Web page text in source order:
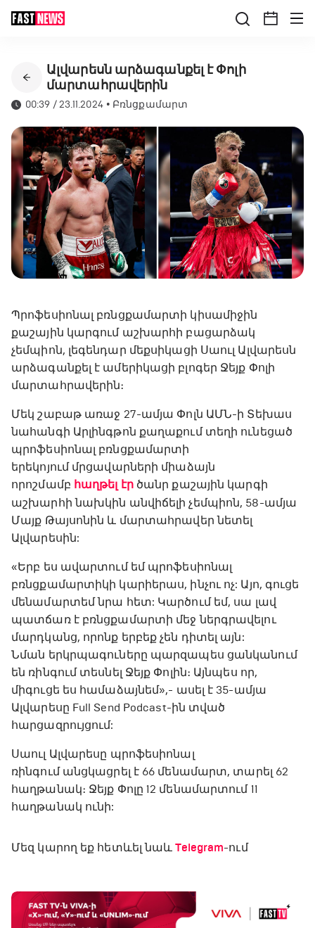
Ալվարեսն արձագանքել է Փոլի
մարտահրավերին
00:39 / 23.11.2024 • Բռնցքամարտ
Պրոֆեսիոնալ բռնցքամարտի կիսամիջին
քաշային կարգում աշխարհի բացարձակ
չեմպիոն, լեգենդար մեքսիկացի Սաուլ Ալվարեսն
արձագանքել է ամերիկացի բլոգեր Ջեյք Փոլի
մարտահրավերին։
Մեկ շաբաթ առաջ 27-ամյա Փոլն ԱՄՆ-ի Տեխաս
նահանգի Արլինգթոն քաղաքում տեղի ունեցած
պրոֆեսիոնալ բռնցքամարտի
երեկոյում մրցավարների միաձայն
որոշմամբ հաղթել էրծանր քաշային կարգի
աշխարհի նախկին անվիճելի չեմպիոն, 58-ամյա
Մայք Թայսոնին և մարտահրավեր նետել
Ալվարեսին:
«Երբ ես ավարտում եմ պրոֆեսիոնալ
բռնցքամարտիկի կարիերաս, ինչու ոչ: Այո, գուցե
մենամարտեմ նրա հետ: Կարծում եմ, սա լավ
պատճառ է բռնցքամարտի մեջ ներգրավելու
մարդկանց, որոնք երբեք չեն դիտել այն:
Նման երկրպագուները պարզապես ցանկանում
են ռինգում տեսնել Ջեյք Փոլին։ Այնպես որ,
միգուցե ես համաձայնեմ»,- ասել է 35-ամյա
Ալվարեսը Full Send Podcast-ին տված
հարցազրույցում:
Սաուլ Ալվարեսը պրոֆեսիոնալ
ռինգում անցկացրել է 66 մենամարտ, տարել 62
հաղթանակ։ Ջեյք Փոլը 12 մենամարտում 11
հաղթանակ ունի:
Մեզ կարող եք հետևել նաև Telegram-ում